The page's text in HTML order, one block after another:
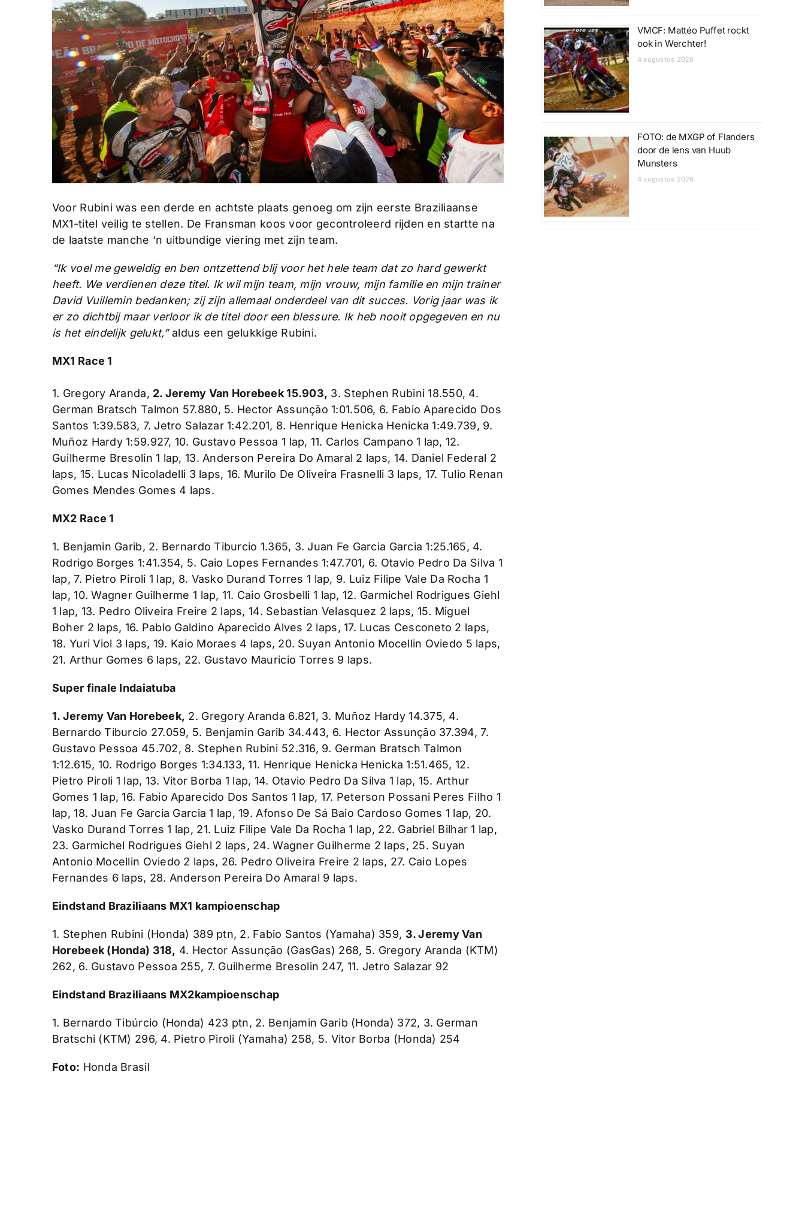
Voor Rubini was een derde en achtste plaats genoeg om zijn eerste Braziliaanse
MX1-titel veilig te stellen. De Fransman koos voor gecontroleerd rijden en startte na
de laatste manche ‘n uitbundige viering met zijn team.
“Ik voel me geweldig en ben ontzettend blij voor het hele team dat zo hard gewerkt
heeft. We verdienen deze titel. Ik wil mijn team, mijn vrouw, mijn familie en mijn trainer
David Vuillemin bedanken; zij zijn allemaal onderdeel van dit succes. Vorig jaar was ik
er zo dichtbij maar verloor ik de titel door een blessure. Ik heb nooit opgegeven en nu
is het eindelijk gelukt,”aldus een gelukkige Rubini.
MX1 Race 1
1. Gregory Aranda, 2. Jeremy Van Horebeek 15.903, 3. Stephen Rubini 18.550, 4.
German Bratsch Talmon 57.880, 5. Hector Assunção 1:01.506, 6. Fabio Aparecido Dos
Santos 1:39.583, 7. Jetro Salazar 1:42.201, 8. Henrique Henicka Henicka 1:49.739, 9.
Muñoz Hardy 1:59.927, 10. Gustavo Pessoa 1 lap, 11. Carlos Campano 1 lap, 12.
Guilherme Bresolin 1 lap, 13. Anderson Pereira Do Amaral 2 laps, 14. Daniel Federal 2
laps, 15. Lucas Nicoladelli 3 laps, 16. Murilo De Oliveira Frasnelli 3 laps, 17. Tulio Renan
Gomes Mendes Gomes 4 laps.
MX2 Race 1
1. Benjamin Garib, 2. Bernardo Tiburcio 1.365, 3. Juan Fe Garcia Garcia 1:25.165, 4.
Rodrigo Borges 1:41.354, 5. Caio Lopes Fernandes 1:47.701, 6. Otavio Pedro Da Silva 1
lap, 7. Pietro Piroli 1 lap, 8. Vasko Durand Torres 1 lap, 9. Luiz Filipe Vale Da Rocha 1
lap, 10. Wagner Guilherme 1 lap, 11. Caio Grosbelli 1 lap, 12. Garmichel Rodrigues Giehl
1 lap, 13. Pedro Oliveira Freire 2 laps, 14. Sebastian Velasquez 2 laps, 15. Miguel
Boher 2 laps, 16. Pablo Galdino Aparecido Alves 2 laps, 17. Lucas Cesconeto 2 laps,
18. Yuri Viol 3 laps, 19. Kaio Moraes 4 laps, 20. Suyan Antonio Mocellin Oviedo 5 laps,
21. Arthur Gomes 6 laps, 22. Gustavo Mauricio Torres 9 laps.
Super finale Indaiatuba
1. Jeremy Van Horebeek, 2. Gregory Aranda 6.821, 3. Muñoz Hardy 14.375, 4.
Bernardo Tiburcio 27.059, 5. Benjamin Garib 34.443, 6. Hector Assunção 37.394, 7.
Gustavo Pessoa 45.702, 8. Stephen Rubini 52.316, 9. German Bratsch Talmon
1:12.615, 10. Rodrigo Borges 1:34.133, 11. Henrique Henicka Henicka 1:51.465, 12.
Pietro Piroli 1 lap, 13. Vitor Borba 1 lap, 14. Otavio Pedro Da Silva 1 lap, 15. Arthur
Gomes 1 lap, 16. Fabio Aparecido Dos Santos 1 lap, 17. Peterson Possani Peres Filho 1
lap, 18. Juan Fe Garcia Garcia 1 lap, 19. Afonso De Sá Baio Cardoso Gomes 1 lap, 20.
Vasko Durand Torres 1 lap, 21. Luiz Filipe Vale Da Rocha 1 lap, 22. Gabriel Bilhar 1 lap,
23. Garmichel Rodrigues Giehl 2 laps, 24. Wagner Guilherme 2 laps, 25. Suyan
Antonio Mocellin Oviedo 2 laps, 26. Pedro Oliveira Freire 2 laps, 27. Caio Lopes
Fernandes 6 laps, 28. Anderson Pereira Do Amaral 9 laps.
Eindstand Braziliaans MX1 kampioenschap
1. Stephen Rubini (Honda) 389 ptn, 2. Fabio Santos (Yamaha) 359, 3. Jeremy Van
Horebeek (Honda) 318, 4. Hector Assunção (GasGas) 268, 5. Gregory Aranda (KTM)
262, 6. Gustavo Pessoa 255, 7. Guilherme Bresolin 247, 11. Jetro Salazar 92
Eindstand Braziliaans MX2kampioenschap
1. Bernardo Tibúrcio (Honda) 423 ptn, 2. Benjamin Garib (Honda) 372, 3. German
Bratschi (KTM) 296, 4. Pietro Piroli (Yamaha) 258, 5. Vitor Borba (Honda) 254
Foto: Honda Brasil
VMCF: Mattéo Puffet rockt
ook in Werchter!
4 augustus 2026
FOTO: de MXGP of Flanders
door de lens van Huub
Munsters
4 augustus 2026